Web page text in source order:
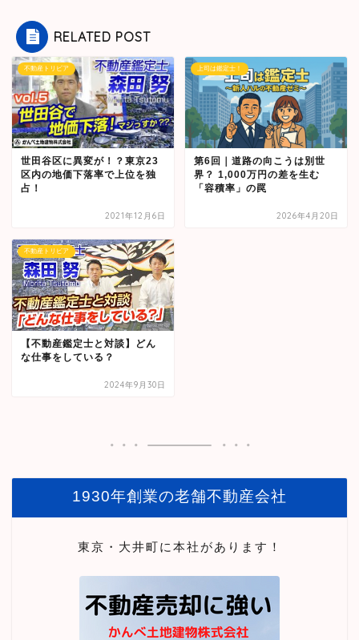
RELATED POST
不動産トリビア
世田谷区に異変が！？東京23
区内の地価下落率で上位を独
占！
2021年12月6日
上司は鑑定士！
第6回｜道路の向こうは別世
界？ 1,000万円の差を生む
「容積率」の罠
2026年4月20日
不動産トリビア
【不動産鑑定士と対談】どん
な仕事をしている？
2024年9月30日
1930年創業の老舗不動産会社
東京・大井町に本社があります！